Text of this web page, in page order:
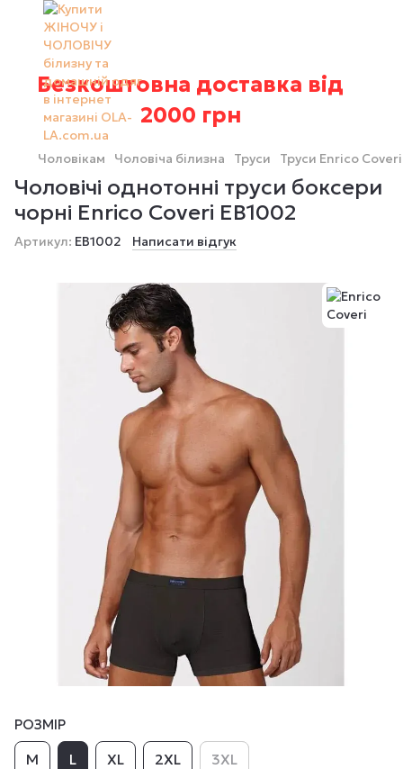
Безкоштовна доставка від
2000 грн
Чоловікам Чоловіча білизна Труси Труси Enrico Coveri
Чоловічі однотонні труси боксери
чорні Enrico Coveri EB1002
Артикул: EB1002 Написати відгук
РОЗМІР
M L XL 2XL 3XL